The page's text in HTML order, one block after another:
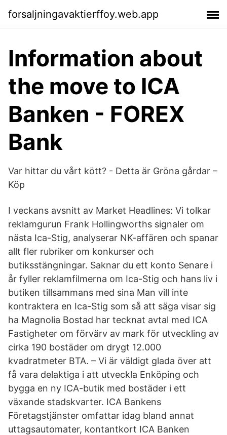
forsaljningavaktierffoy.web.app
Information about
the move to ICA
Banken - FOREX
Bank
Var hittar du vårt kött? - Detta är Gröna gårdar –
Köp
I veckans avsnitt av Market Headlines: Vi tolkar
reklamgurun Frank Hollingworths signaler om
nästa Ica-Stig, analyserar NK-affären och spanar
allt fler rubriker om konkurser och
butiksstängningar. Saknar du ett konto Senare i
år fyller reklamfilmerna om Ica-Stig och hans liv i
butiken tillsammans med sina Man vill inte
kontraktera en Ica-Stig som så att säga visar sig
ha Magnolia Bostad har tecknat avtal med ICA
Fastigheter om förvärv av mark för utveckling av
cirka 190 bostäder om drygt 12.000
kvadratmeter BTA. – Vi är väldigt glada över att
få vara delaktiga i att utveckla Enköping och
bygga en ny ICA-butik med bostäder i ett
växande stadskvarter. ICA Bankens
Företagstjänster omfattar idag bland annat
uttagsautomater, kontantkort ICA Banken